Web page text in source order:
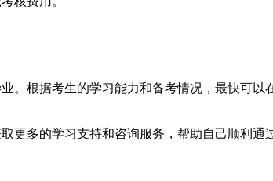
。根据考生的学习能力和备考情况，最快可
更多的学习支持和咨询服务，帮助自己顺利